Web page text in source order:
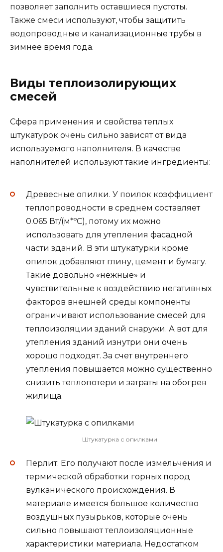
позволяет заполнить оставшиеся пустоты.
Также смеси используют, чтобы защитить
водопроводные и канализационные трубы в
зимнее время года.
Виды теплоизолирующих
смесей
Сфера применения и свойства теплых
штукатурок очень сильно зависят от вида
используемого наполнителя. В качестве
наполнителей используют такие ингредиенты:
Древесные опилки. У поилок коэффициент
теплопроводности в среднем составляет
0.065 Вт/(м*ºС), потому их можно
использовать для утепления фасадной
части зданий. В эти штукатурки кроме
опилок добавляют глину, цемент и бумагу.
Такие довольно «нежные» и
чувствительные к воздействию негативных
факторов внешней среды компоненты
ограничивают использование смесей для
теплоизоляции зданий снаружи. А вот для
утепления зданий изнутри они очень
хорошо подходят. За счет внутреннего
утепления повышается можно существенно
снизить теплопотери и затраты на обогрев
жилища.
Штукатурка с опилками
Перлит. Его получают после измельчения и
термической обработки горных пород
вулканического происхождения. В
материале имеется большое количество
воздушных пузырьков, которые очень
сильно повышают теплоизоляционные
характеристики материала. Недостатком